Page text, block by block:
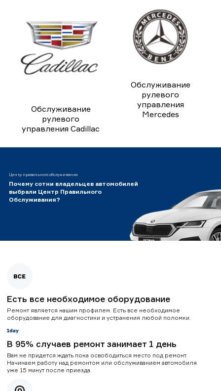
Обслуживание
рулевого
управления Cadillac
Обслуживание
рулевого
управления
Mercedes
Центр правильного обслуживания
Почему сотни владельцев автомобилей
выбрали Центр Правильного
Обслуживания?
Есть все необходимое оборудование
Ремонт является нашим профилем. Есть все необходимое
оборудование для диагностики и устранения любой поломки.
В 95% случаев ремонт занимает 1 день
Вам не придется ждать пока освободиться место под ремонт.
Начинаем работу над ремонтом или обслуживанием автомобиля
уже 15 минут после приезда.